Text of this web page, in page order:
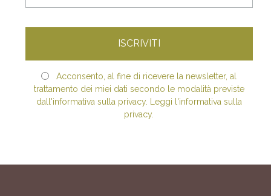
Acconsento, al fine di ricevere la newsletter, al
trattamento dei miei dati secondo le modalità previste
dall'informativa sulla privacy. Leggi l'informativa sulla
privacy.